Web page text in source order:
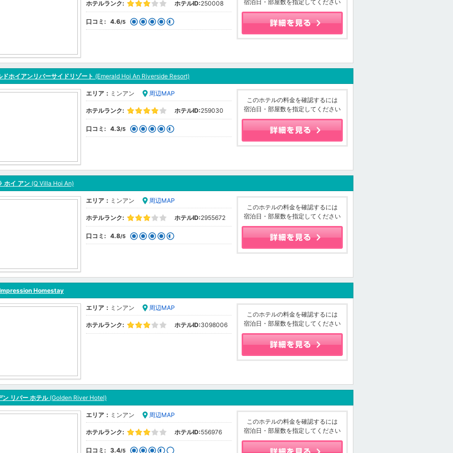
ホテルランク: ホテルID:250008
口コミ: 4.6/5
宿泊日・部屋数を指定してください
ドホイアンリバーサイドリゾート (Emerald Hoi An Riverside Resort)
エリア： ミンアン 周辺MAP
ホテルランク: ホテルID:259030
口コミ: 4.3/5
このホテルの料金を確認するには
宿泊日・部屋数を指定してください
ホイ アン (Q Villa Hoi An)
エリア： ミンアン 周辺MAP
ホテルランク: ホテルID:2955672
口コミ: 4.8/5
このホテルの料金を確認するには
宿泊日・部屋数を指定してください
Homestay
エリア： ミンアン 周辺MAP
ホテルランク: ホテルID:3098006
このホテルの料金を確認するには
宿泊日・部屋数を指定してください
ン リバー ホテル(Golden River Hotel)
エリア： ミンアン 周辺MAP
ホテルランク: ホテルID:556976
口コミ: 3.4/5
このホテルの料金を確認するには
宿泊日・部屋数を指定してください